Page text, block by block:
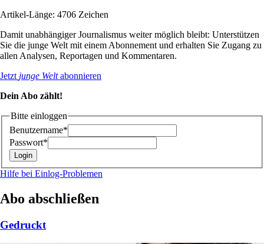
Artikel-Länge: 4706 Zeichen
Damit unabhängiger Journalismus weiter möglich bleibt: Unterstützen
Sie die junge Welt mit einem Abonnement und erhalten Sie Zugang zu
allen Analysen, Reportagen und Kommentaren.
Jetzt junge Weltabonnieren
Dein Abo zählt!
Bitte einloggen
Benutzername*
Passwort*
Hilfe bei Einlog-Problemen
Abo abschließen
Gedruckt